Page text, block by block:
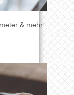
& mehr